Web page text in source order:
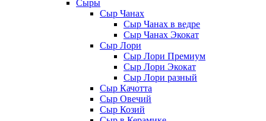
Сыры
Сыр Чанах
Сыр Чанах в ведре
Сыр Чанах Экокат
Сыр Лори
Сыр Лори Премиум
Сыр Лори Экокат
Сыр Лори разный
Сыр Качотта
Сыр Овечий
Сыр Козий